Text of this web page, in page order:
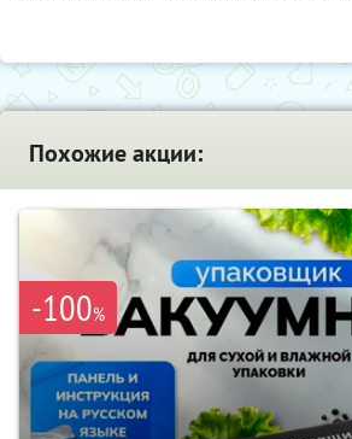
Похожие акции:
-100%